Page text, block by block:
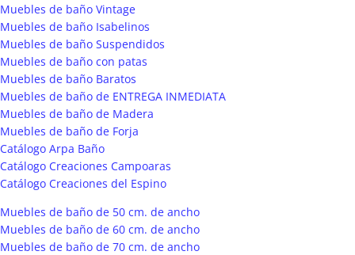
Muebles de baño Vintage
Muebles de baño Isabelinos
Muebles de baño Suspendidos
Muebles de baño con patas
Muebles de baño Baratos
Muebles de baño de ENTREGA INMEDIATA
Muebles de baño de Madera
Muebles de baño de Forja
Catálogo Arpa Baño
Catálogo Creaciones Campoaras
Catálogo Creaciones del Espino
Muebles de baño de 50 cm. de ancho
Muebles de baño de 60 cm. de ancho
Muebles de baño de 70 cm. de ancho